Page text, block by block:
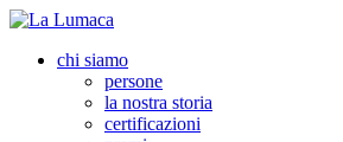
chi siamo
persone
la nostra storia
certificazioni